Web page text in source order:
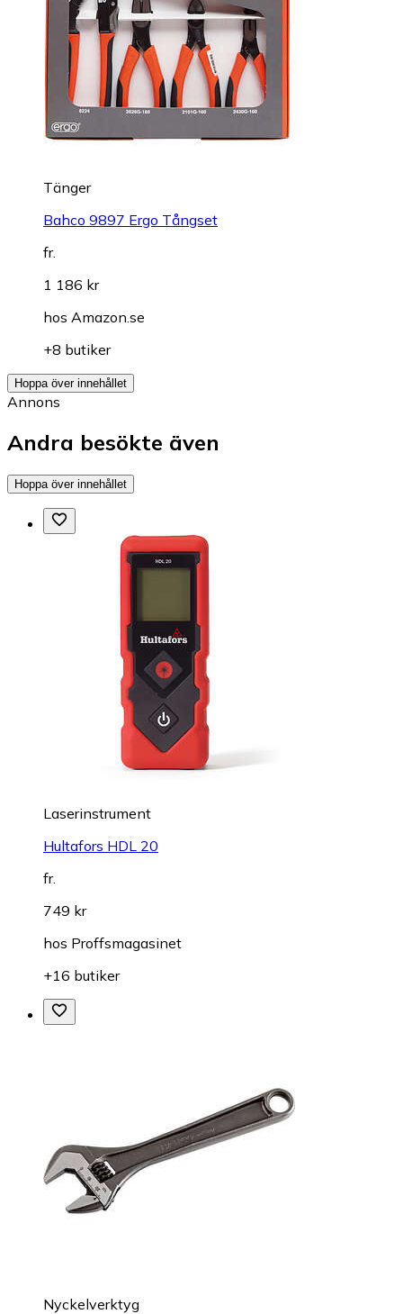
Tänger
Bahco 9897 Ergo Tångset
fr.
1 186 kr
hos Amazon.se
+8 butiker
Hoppa över innehållet
Annons
Andra besökte även
Hoppa över innehållet
Laserinstrument
Hultafors HDL 20
fr.
749 kr
hos Proffsmagasinet
+16 butiker
Nyckelverktyg